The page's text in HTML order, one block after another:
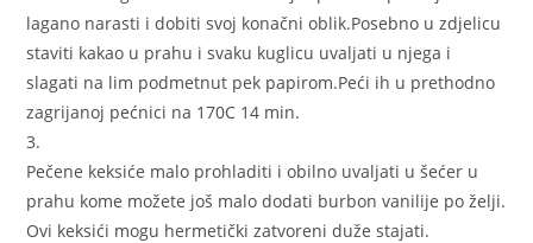
lagano narasti i dobiti svoj konačni oblik.Posebno u zdjelicu
staviti kakao u prahu i svaku kuglicu uvaljati u njega i
slagati na lim podmetnut pek papirom.Peći ih u prethodno
zagrijanoj pećnici na 170C 14 min.
3.
Pečene keksiće malo prohladiti i obilno uvaljati u šećer u
prahu kome možete još malo dodati burbon vanilije po želji.
Ovi keksići mogu hermetički zatvoreni duže stajati.